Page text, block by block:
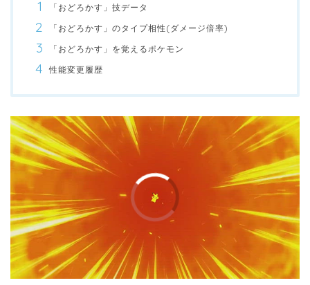
「おどろかす」技データ
「おどろかす」のタイプ相性(ダメージ倍率)
「おどろかす」を覚えるポケモン
性能変更履歴